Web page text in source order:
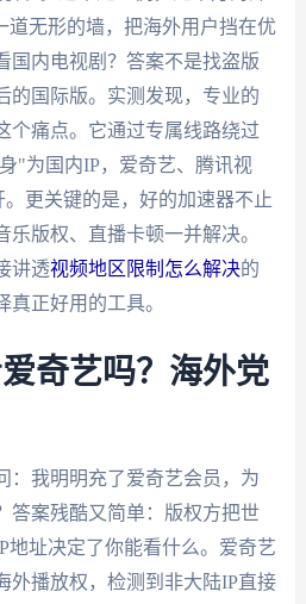
道无形的墙，把海外用户挡在优
国内电视剧？答案不是找盗版
的国际版。实测发现，专业的
个痛点。它通过专属线路绕过
"为国内IP，爱奇艺、腾讯视
更关键的是，好的加速器不止
版权、直播卡顿一并解决。
讲透视频地区限制怎么解决的
正好用的工具。
奇艺吗？海外党
：我明明充了爱奇艺会员，为
答案残酷又简单：版权方把世
地址决定了你能看什么。爱奇艺
外播放权，检测到非大陆IP直接